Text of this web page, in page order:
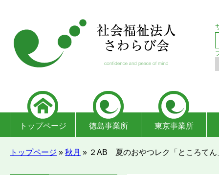
トップページ 徳島事業所 東京事業所
トップページ » 秋月 » ２AB 夏のおやつレク「ところてん